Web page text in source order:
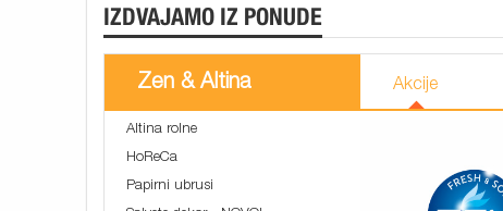
IZDVAJAMO IZ PONUDE
Zen & Altina Akcije
Altina rolne
HoReCa
Papirni ubrusi